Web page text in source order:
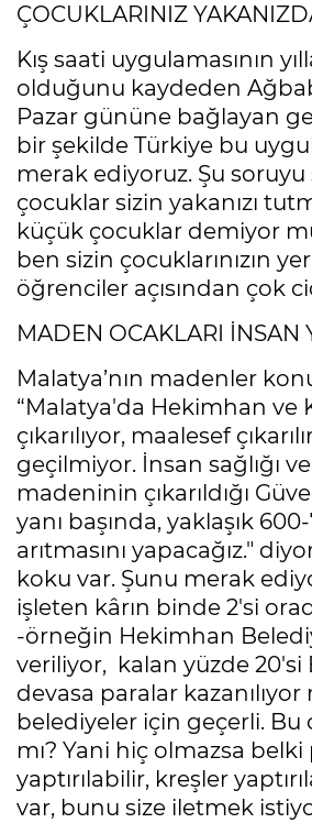
ÇOCUKLARINIZ
Kış saati uygulamasının
olduğunu kaydeden
Pazar gününe bağlayan
bir şekilde Türkiye bu
merak ediyoruz. Şu soruyu
çocuklar sizin yakanızı
küçük çocuklar demiyor
ben sizin çocuklarınızın
öğrenciler açısından çok
MADEN OCAKLARI İNSAN
Malatya’nın madenler
“Malatya'da Hekimhan ve
çıkarılıyor, maalesef
geçilmiyor. İnsan sağlığı
madeninin çıkarıldığı
yanı başında, yaklaşık
arıtmasını yapacağız."
koku var. Şunu merak
işleten kârın binde 2'si
-örneğin Hekimhan
veriliyor, kalan yüzde
devasa paralar
belediyeler için geçerli. Bu
mı? Yani hiç olmazsa
yaptırılabilir, kreşler
var, bunu size iletmek